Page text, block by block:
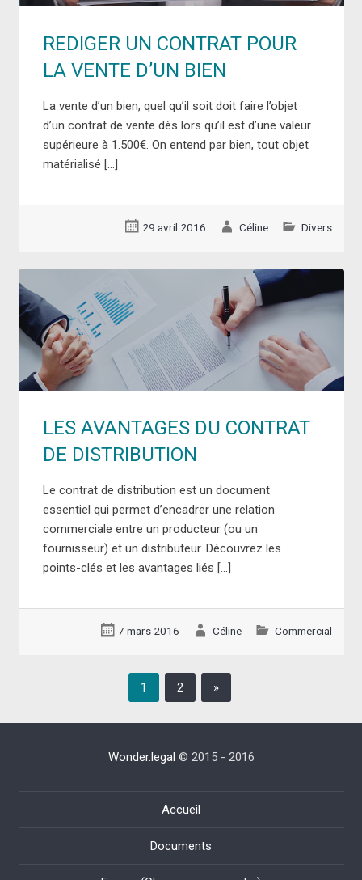
REDIGER UN CONTRAT POUR
LA VENTE D’UN BIEN
La vente d’un bien, quel qu’il soit doit faire l’objet
d’un contrat de vente dès lors qu’il est d’une valeur
supérieure à 1.500€. On entend par bien, tout objet
matérialisé […]
29 avril 2016 Céline Divers
LES AVANTAGES DU CONTRAT
DE DISTRIBUTION
Le contrat de distribution est un document
essentiel qui permet d’encadrer une relation
commerciale entre un producteur (ou un
fournisseur) et un distributeur. Découvrez les
points-clés et les avantages liés […]
7 mars 2016 Céline Commercial
1 2 »
Wonder.legal © 2015 - 2016
Accueil
Documents